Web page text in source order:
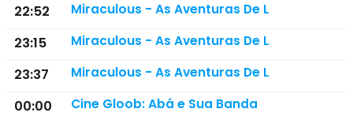
22:52 Miraculous - As Aventuras De L
23:15 Miraculous - As Aventuras De L
23:37 Miraculous - As Aventuras De L
00:00 Cine Gloob: Abá e Sua Banda